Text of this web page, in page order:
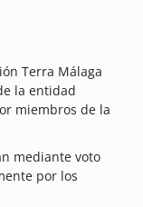
Terra Málaga
la entidad
miembros de la
mediante voto
por los